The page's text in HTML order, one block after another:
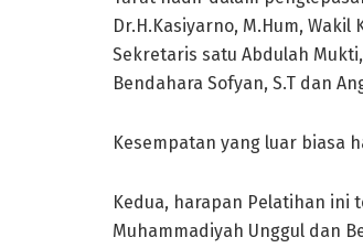
Dr.H.Kasiyarno, M.Hum,
Sekretaris satu Abdulah
Bendahara Sofyan, S.T dan
Kesempatan yang luar biasa
Kedua, harapan Pelatihan ini
Muhammadiyah Unggul dan